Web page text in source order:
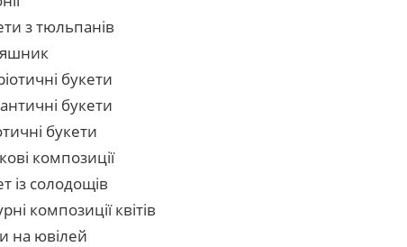
з тюльпанів
букети
букети
букети
композиції
із солодощів
композиції квітів
на ювілей